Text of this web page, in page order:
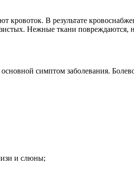
В результате
Нежные ткани
симптом заболевания.
и слюны;